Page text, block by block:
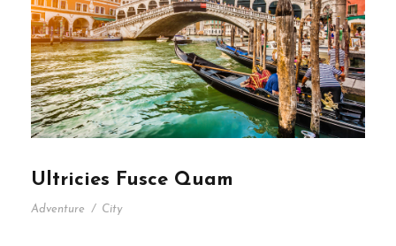
Ultricies Fusce Quam
Adventure / City